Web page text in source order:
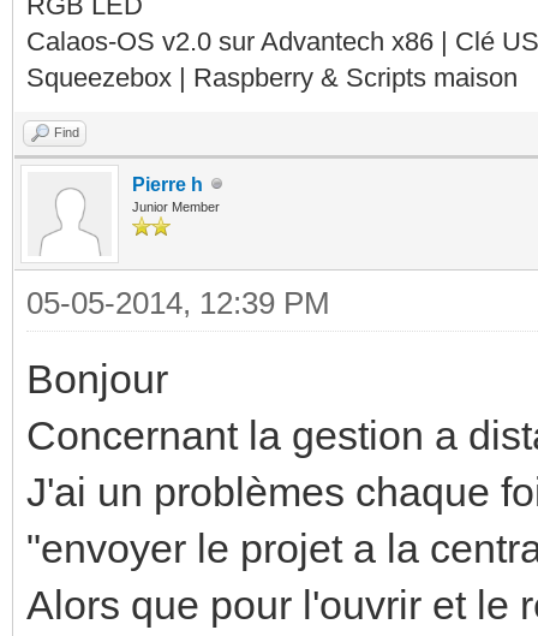
Calaos-OS v2.0 sur Advantech x86 | Clé
Squeezebox | Raspberry & Scripts maison
Find
Pierre h
Junior Member
05-05-2014, 12:39 PM
Bonjour
Concernant la gestion a
J'ai un problèmes chaque
"envoyer le projet a la
Alors que pour l'ouvrir et le